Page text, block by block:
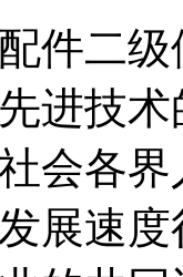
二级
进技
会各
展速